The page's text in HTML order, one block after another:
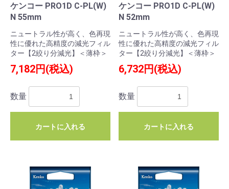
ケンコー PRO1D C-PL(W)
N 55mm
ニュートラル性が高く、色再現
性に優れた高精度の減光フィル
ター【2絞り分減光】＜薄枠＞
7,182円(税込)
数量
カートに入れる
ケンコー PRO1D C-PL(W)
N 52mm
ニュートラル性が高く、色再現
性に優れた高精度の減光フィル
ター【2絞り分減光】＜薄枠＞
6,732円(税込)
数量
カートに入れる